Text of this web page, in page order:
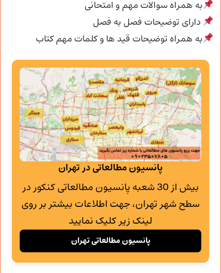
به همراه سوالات مهم و امتحانی
دارای توضیحات فصل به فصل
به همراه توضیحات قید ها و کلمات مهم کتاب
پانسیون مطالعاتی در تهران
بیش از 30 شعبه پانسیون مطالعاتی کنکور در
سطح شهر تهران، جهت اطلاعات بیشتر بر روی
لینک زیر کلیک نمایید
پانسیون مطالعاتی تهران